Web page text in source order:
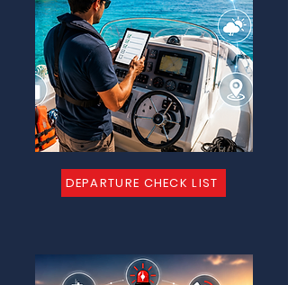
DEPARTURE CHECK LIST